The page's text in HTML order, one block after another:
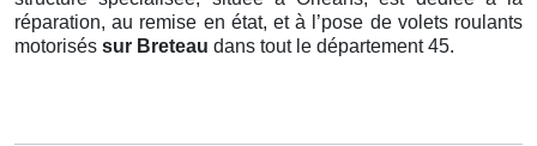
réparation, au remise en état, et à l’pose de volets roulants
motorisés sur Breteau dans tout le département 45.